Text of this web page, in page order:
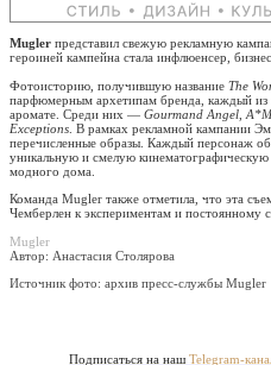
Mugler представил свежую рекламную
героиней кампейна стала инфлюенсер,
Фотоисторию, получившую название The
парфюмерным архетипам бренда, каждый из
аромате. Среди них — Gourmand Angel
Exceptions . В рамках рекламной кампании
перечисленные образы. Каждый персонаж
уникальную и смелую
модного дома.
Команда Mugler также отметила, что эта
Чемберлен к экспериментам и постоянному
Mugler
Автор: Анастасия Столярова
Источник фото: архив пресс-службы Mugler
Подписаться на наш Telegram-